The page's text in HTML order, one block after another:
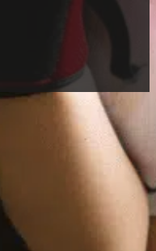
cân
thể thao cường độ
bạn giảm cân nhanh
Cực Kỳ